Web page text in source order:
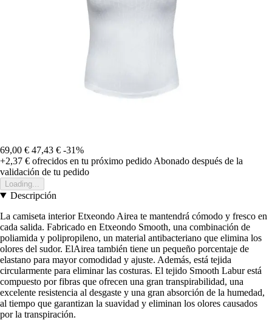
69,00 € 47,43 € -31%
+2,37 € ofrecidos en tu próximo pedido Abonado después de la
validación de tu pedido
Loading...
Descripción
La camiseta interior Etxeondo Airea te mantendrá cómodo y fresco en
cada salida. Fabricado en Etxeondo Smooth, una combinación de
poliamida y polipropileno, un material antibacteriano que elimina los
olores del sudor. ElAirea también tiene un pequeño porcentaje de
elastano para mayor comodidad y ajuste. Además, está tejida
circularmente para eliminar las costuras. El tejido Smooth Labur está
compuesto por fibras que ofrecen una gran transpirabilidad, una
excelente resistencia al desgaste y una gran absorción de la humedad,
al tiempo que garantizan la suavidad y eliminan los olores causados
por la transpiración.